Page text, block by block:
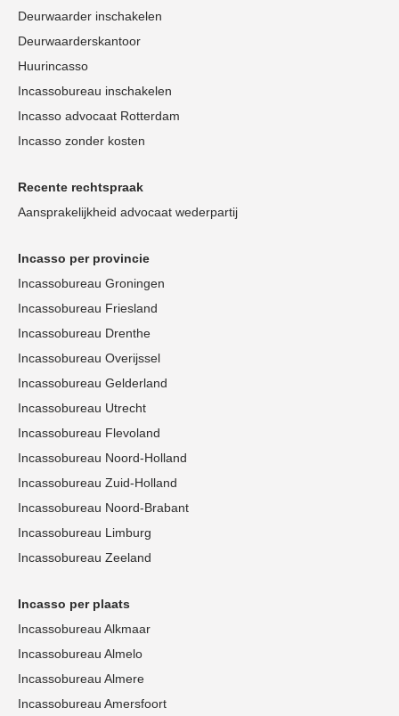
Deurwaarder inschakelen
Deurwaarderskantoor
Huurincasso
Incassobureau inschakelen
Incasso advocaat Rotterdam
Incasso zonder kosten
Recente rechtspraak
Aansprakelijkheid advocaat wederpartij
Incasso per provincie
Incassobureau Groningen
Incassobureau Friesland
Incassobureau Drenthe
Incassobureau Overijssel
Incassobureau Gelderland
Incassobureau Utrecht
Incassobureau Flevoland
Incassobureau Noord-Holland
Incassobureau Zuid-Holland
Incassobureau Noord-Brabant
Incassobureau Limburg
Incassobureau Zeeland
Incasso per plaats
Incassobureau Alkmaar
Incassobureau Almelo
Incassobureau Almere
Incassobureau Amersfoort